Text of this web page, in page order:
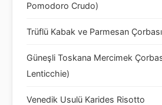
Pomodoro Crudo)
Trüflü Kabak ve Parmesan
Güneşli Toskana Mercimek
Lenticchie)
Venedik Usulü Karides Risotto